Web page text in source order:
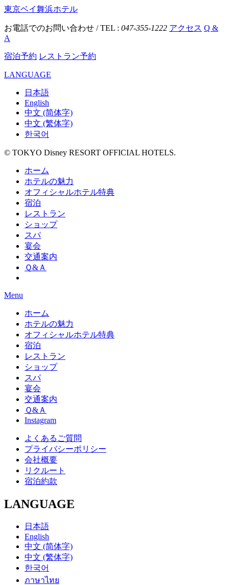
東京ベイ舞浜ホテル
お電話でのお問い合わせ / TEL : 047-355-1222 アクセス Q &
A
宿泊予約 レストラン予約
LANGUAGE
日本語
English
中文 (简体字)
中文 (繁体字)
한국어
© TOKYO Disney RESORT OFFICIAL HOTELS.
ホーム
ホテルの魅力
オフィシャルホテル特典
宿泊
レストラン
ショップ
スパ
宴会
交通案内
Ｑ&Ａ
Menu
ホーム
ホテルの魅力
オフィシャルホテル特典
宿泊
レストラン
ショップ
スパ
宴会
交通案内
Ｑ&Ａ
Instagram
よくあるご質問
プライバシーポリシー
会社概要
リクルート
宿泊約款
LANGUAGE
日本語
English
中文 (简体字)
中文 (繁体字)
한국어
ภาษาไทย